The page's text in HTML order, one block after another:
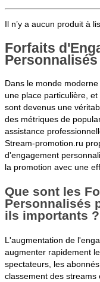
Il n’y a aucun produit à
Forfaits
Dans le monde
une place particulière,
sont devenus une
des métriques de
assistance
Stream-promotion.ru
d'engagement
la promotion avec une
Que sont les
Personnalisés
ils importants ?
L'augmentation de
augmenter rapidement
spectateurs, les
classement des streams